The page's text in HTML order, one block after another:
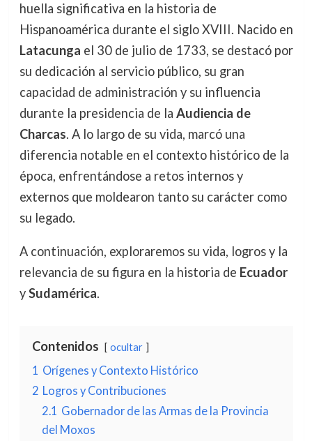
huella significativa en la historia de
Hispanoamérica durante el siglo XVIII. Nacido en
Latacunga el 30 de julio de 1733, se destacó por
su dedicación al servicio público, su gran
capacidad de administración y su influencia
durante la presidencia de la Audiencia de
Charcas. A lo largo de su vida, marcó una
diferencia notable en el contexto histórico de la
época, enfrentándose a retos internos y
externos que moldearon tanto su carácter como
su legado.
A continuación, exploraremos su vida, logros y la
relevancia de su figura en la historia de Ecuador
ySudamérica.
Contenidos ocultar
1 Orígenes y Contexto Histórico
2 Logros y Contribuciones
2.1 Gobernador de las Armas de la Provincia
del Moxos